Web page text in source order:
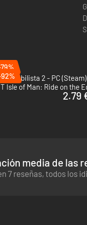
2 - PC (Steam)
Isle of Man: Ride on the
2.79
media de las
7 reseñas, todos los